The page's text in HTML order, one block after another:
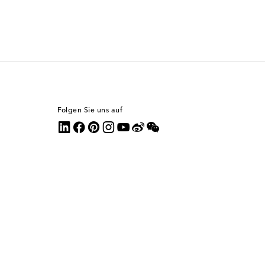
Folgen Sie uns auf